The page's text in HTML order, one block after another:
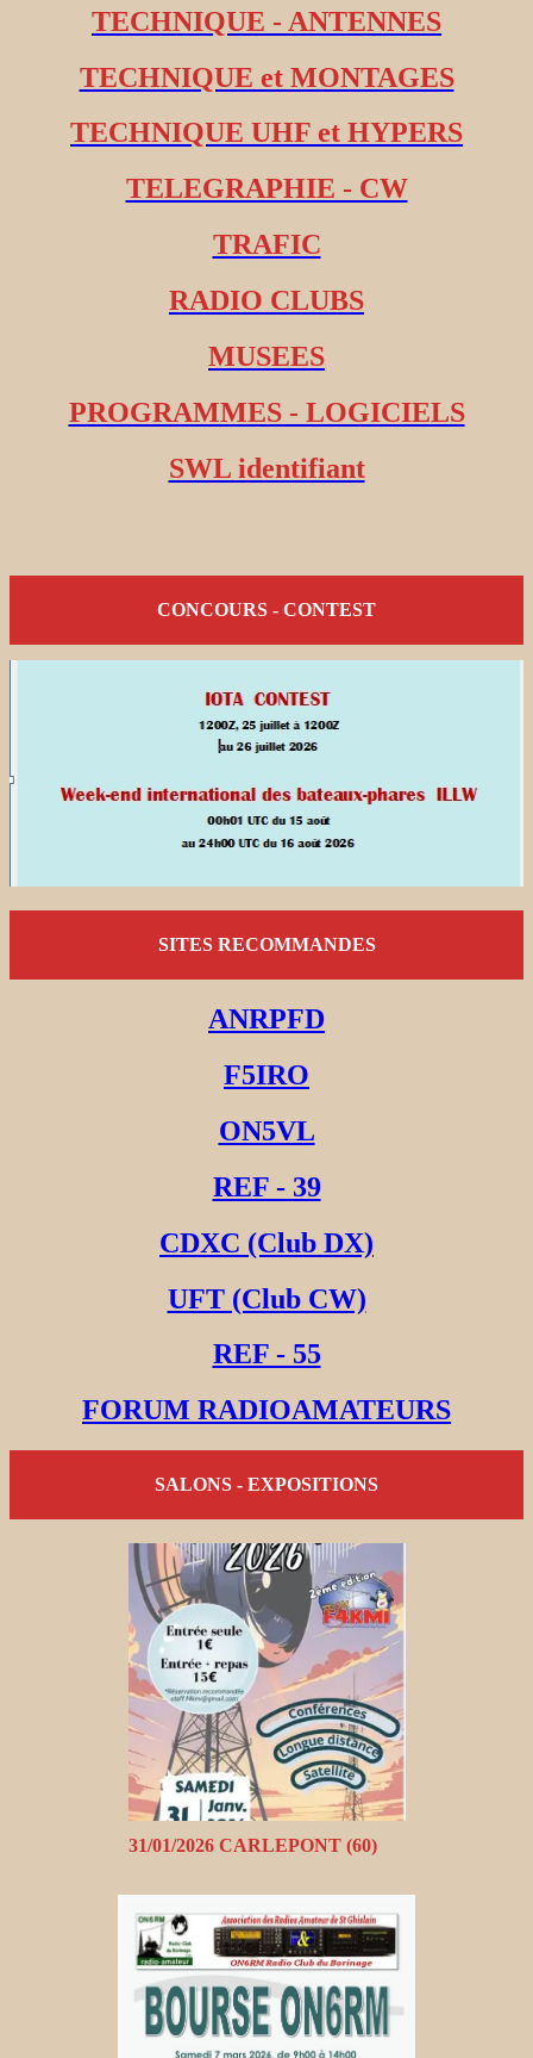
TECHNIQUE - ANTENNES
TECHNIQUE et MONTAGES
TECHNIQUE UHF et HYPERS
TELEGRAPHIE - CW
TRAFIC
RADIO CLUBS
MUSEES
PROGRAMMES - LOGICIELS
SWL identifiant
CONCOURS - CONTEST
SITES RECOMMANDES
ANRPFD
F5IRO
ON5VL
REF - 39
CDXC (Club DX)
UFT (Club CW)
REF - 55
FORUM RADIOAMATEURS
SALONS - EXPOSITIONS
31/01/2026 CARLEPONT (60)